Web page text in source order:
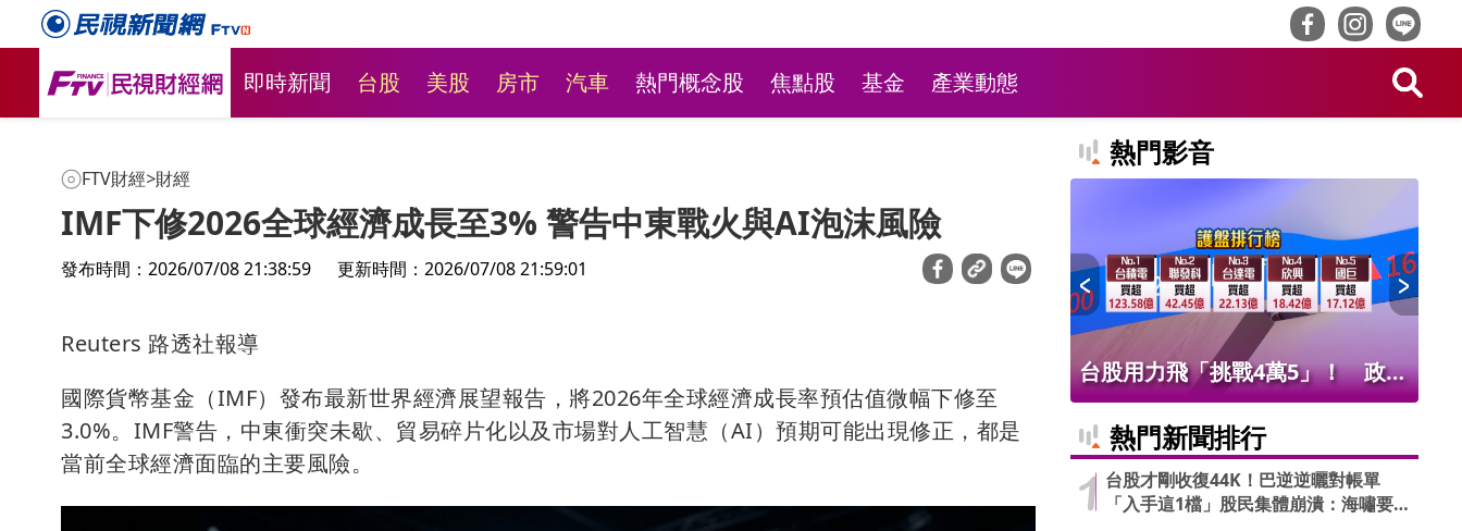
即時新聞 台股 美股 房市 汽車 熱門概念股 焦點股 基金 產業動態
FTV財經>財經
IMF下修2026全球經濟成長至3% 警告中東戰火與AI泡沫風險
發布時間：2026/07/08 21:38:59 更新時間：2026/07/08 21:59:01
Reuters 路透社報導
國際貨幣基金（IMF）發布最新世界經濟展望報告，將2026年全球經濟成長率預估值微幅下修至
3.0%。IMF警告，中東衝突未歇、貿易碎片化以及市場對人工智慧（AI）預期可能出現修正，都是
當前全球經濟面臨的主要風險。
熱門影音
不捨盼「新莊陳意涵」接班
台股用力飛「挑戰4萬5」！ 政府
熱門新聞排行
台股才剛收復44K！巴逆逆曬對帳單
「入手這1檔」股民集體崩潰：海嘯要